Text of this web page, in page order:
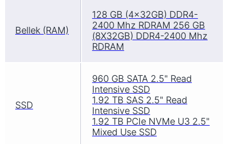
Bellek (RAM)
128 GB (4x32GB) DDR4-
2400 Mhz RDRAM 256 GB
(8X32GB) DDR4-2400 Mhz
RDRAM
SSD
960 GB SATA 2.5" Read
Intensive SSD
1.92 TB SAS 2.5" Read
Intensive SSD
1.92 TB PCIe NVMe U3 2.5"
Mixed Use SSD